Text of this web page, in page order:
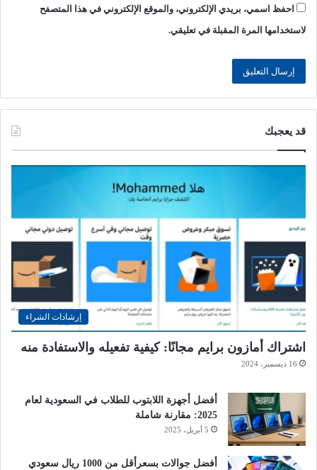
احفظ اسمي، بريدي الإلكتروني، والموقع الإلكتروني في هذا المتصفح
لاستخدامها المرة المقبلة في تعليقي.
قد يعجبك
إرشادات الشراء
اشتراك أمازون برايم مجانًا: كيفية تفعيله والاستفادة منه
16 ديسمبر، 2024
أفضل أجهزة اللابتوب للطلاب في السعودية لعام
2025: مقارنة شاملة
5 أبريل، 2025
أفضل جوالات بسعرأقل من 1000 ريال سعودي